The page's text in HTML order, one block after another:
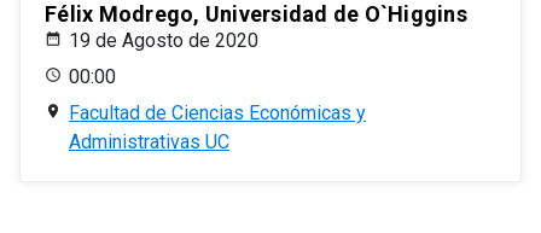
Félix Modrego, Universidad de O`Higgins
19 de Agosto de 2020
00:00
Facultad de Ciencias Económicas y
Administrativas UC